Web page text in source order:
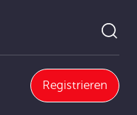
Registrieren
Lohnformen